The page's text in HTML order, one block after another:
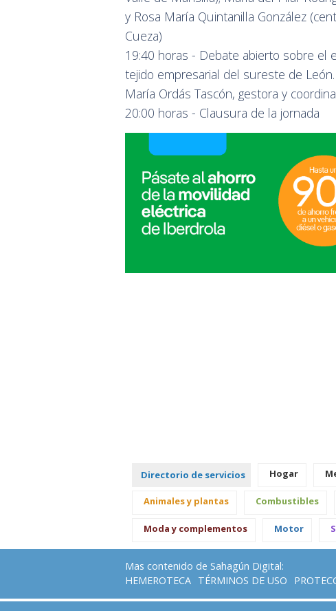
y Rosa María Quintanilla González
Cueza)
19:40 horas - Debate abierto sobre el
tejido empresarial del sureste de
María Ordás Tascón, gestora y
20:00 horas - Clausura de la jornada
Directorio de servicios Hogar
Animales y plantas Combustibles
Moda y complementos Motor
Mas contenido de Sahagún Digital:
HEMEROTECA TÉRMINOS DE USO